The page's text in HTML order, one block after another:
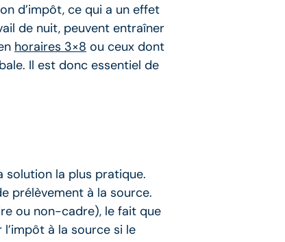
d’impôt, ce qui a un effet
de nuit, peuvent entraîner
horaires 3×8 ou ceux dont
Il est donc essentiel de
solution la plus pratique.
prélèvement à la source.
ou non-cadre), le fait que
à la source si le